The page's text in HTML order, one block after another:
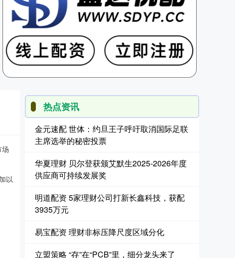
以
热点资讯
金元速配 世体：约旦王子呼吁取消国际足联
主席选举的秘密投票
华夏理财 贝尔登获颁艾默生2025-2026年度
供应商可持续发展奖
明道配资 5家理财公司打新长鑫科技，获配
3935万元
易宝配资 理财非标压降尺度区域分化
立盟策略 “存”在“PCB”里，细分龙头来了